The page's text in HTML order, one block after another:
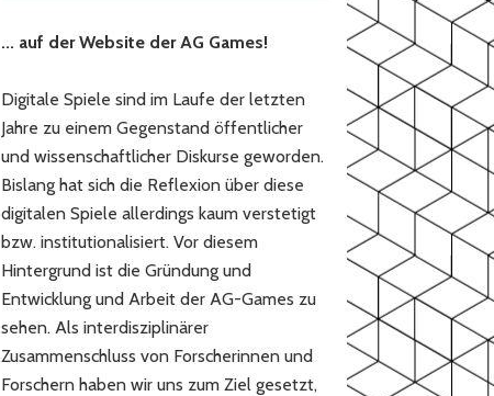
... auf der Website der AG Games!
Digitale Spiele sind im Laufe der letzten
Jahre zu einem Gegenstand öffentlicher
und wissenschaftlicher Diskurse geworden.
Bislang hat sich die Reflexion über diese
digitalen Spiele allerdings kaum verstetigt
bzw. institutionalisiert. Vor diesem
Hintergrund ist die Gründung und
Entwicklung und Arbeit der AG-Games zu
sehen. Als interdisziplinärer
Zusammenschluss von Forscherinnen und
Forschern haben wir uns zum Ziel gesetzt,